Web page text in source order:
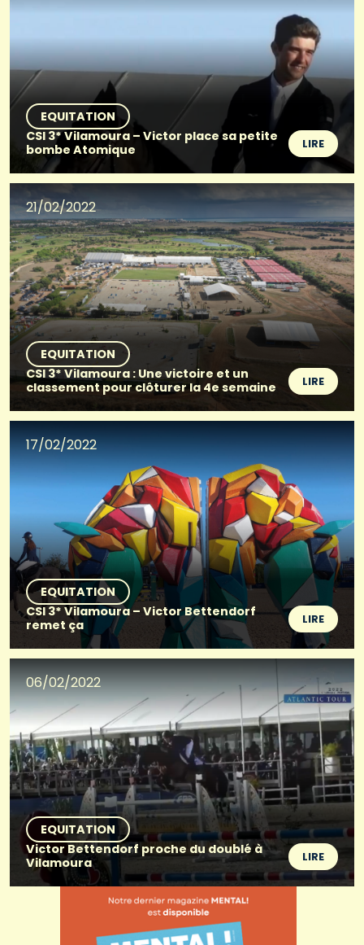
EQUITATION
CSI 3* Vilamoura – Victor place sa petite
bombe Atomique
LIRE
21/02/2022
EQUITATION
CSI 3* Vilamoura : Une victoire et un
classement pour clôturer la 4e semaine
LIRE
17/02/2022
EQUITATION
CSI 3* Vilamoura – Victor Bettendorf
remet ça
LIRE
06/02/2022
EQUITATION
Victor Bettendorf proche du doublé à
Vilamoura
LIRE